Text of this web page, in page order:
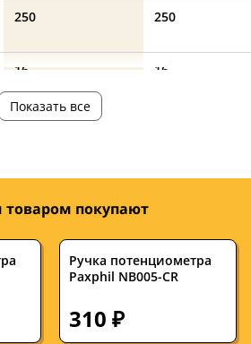
250 250
16
16
—
Показать все
товаром покупают
Ручка потенциометра
Paxphil NB005-CR
310 ₽